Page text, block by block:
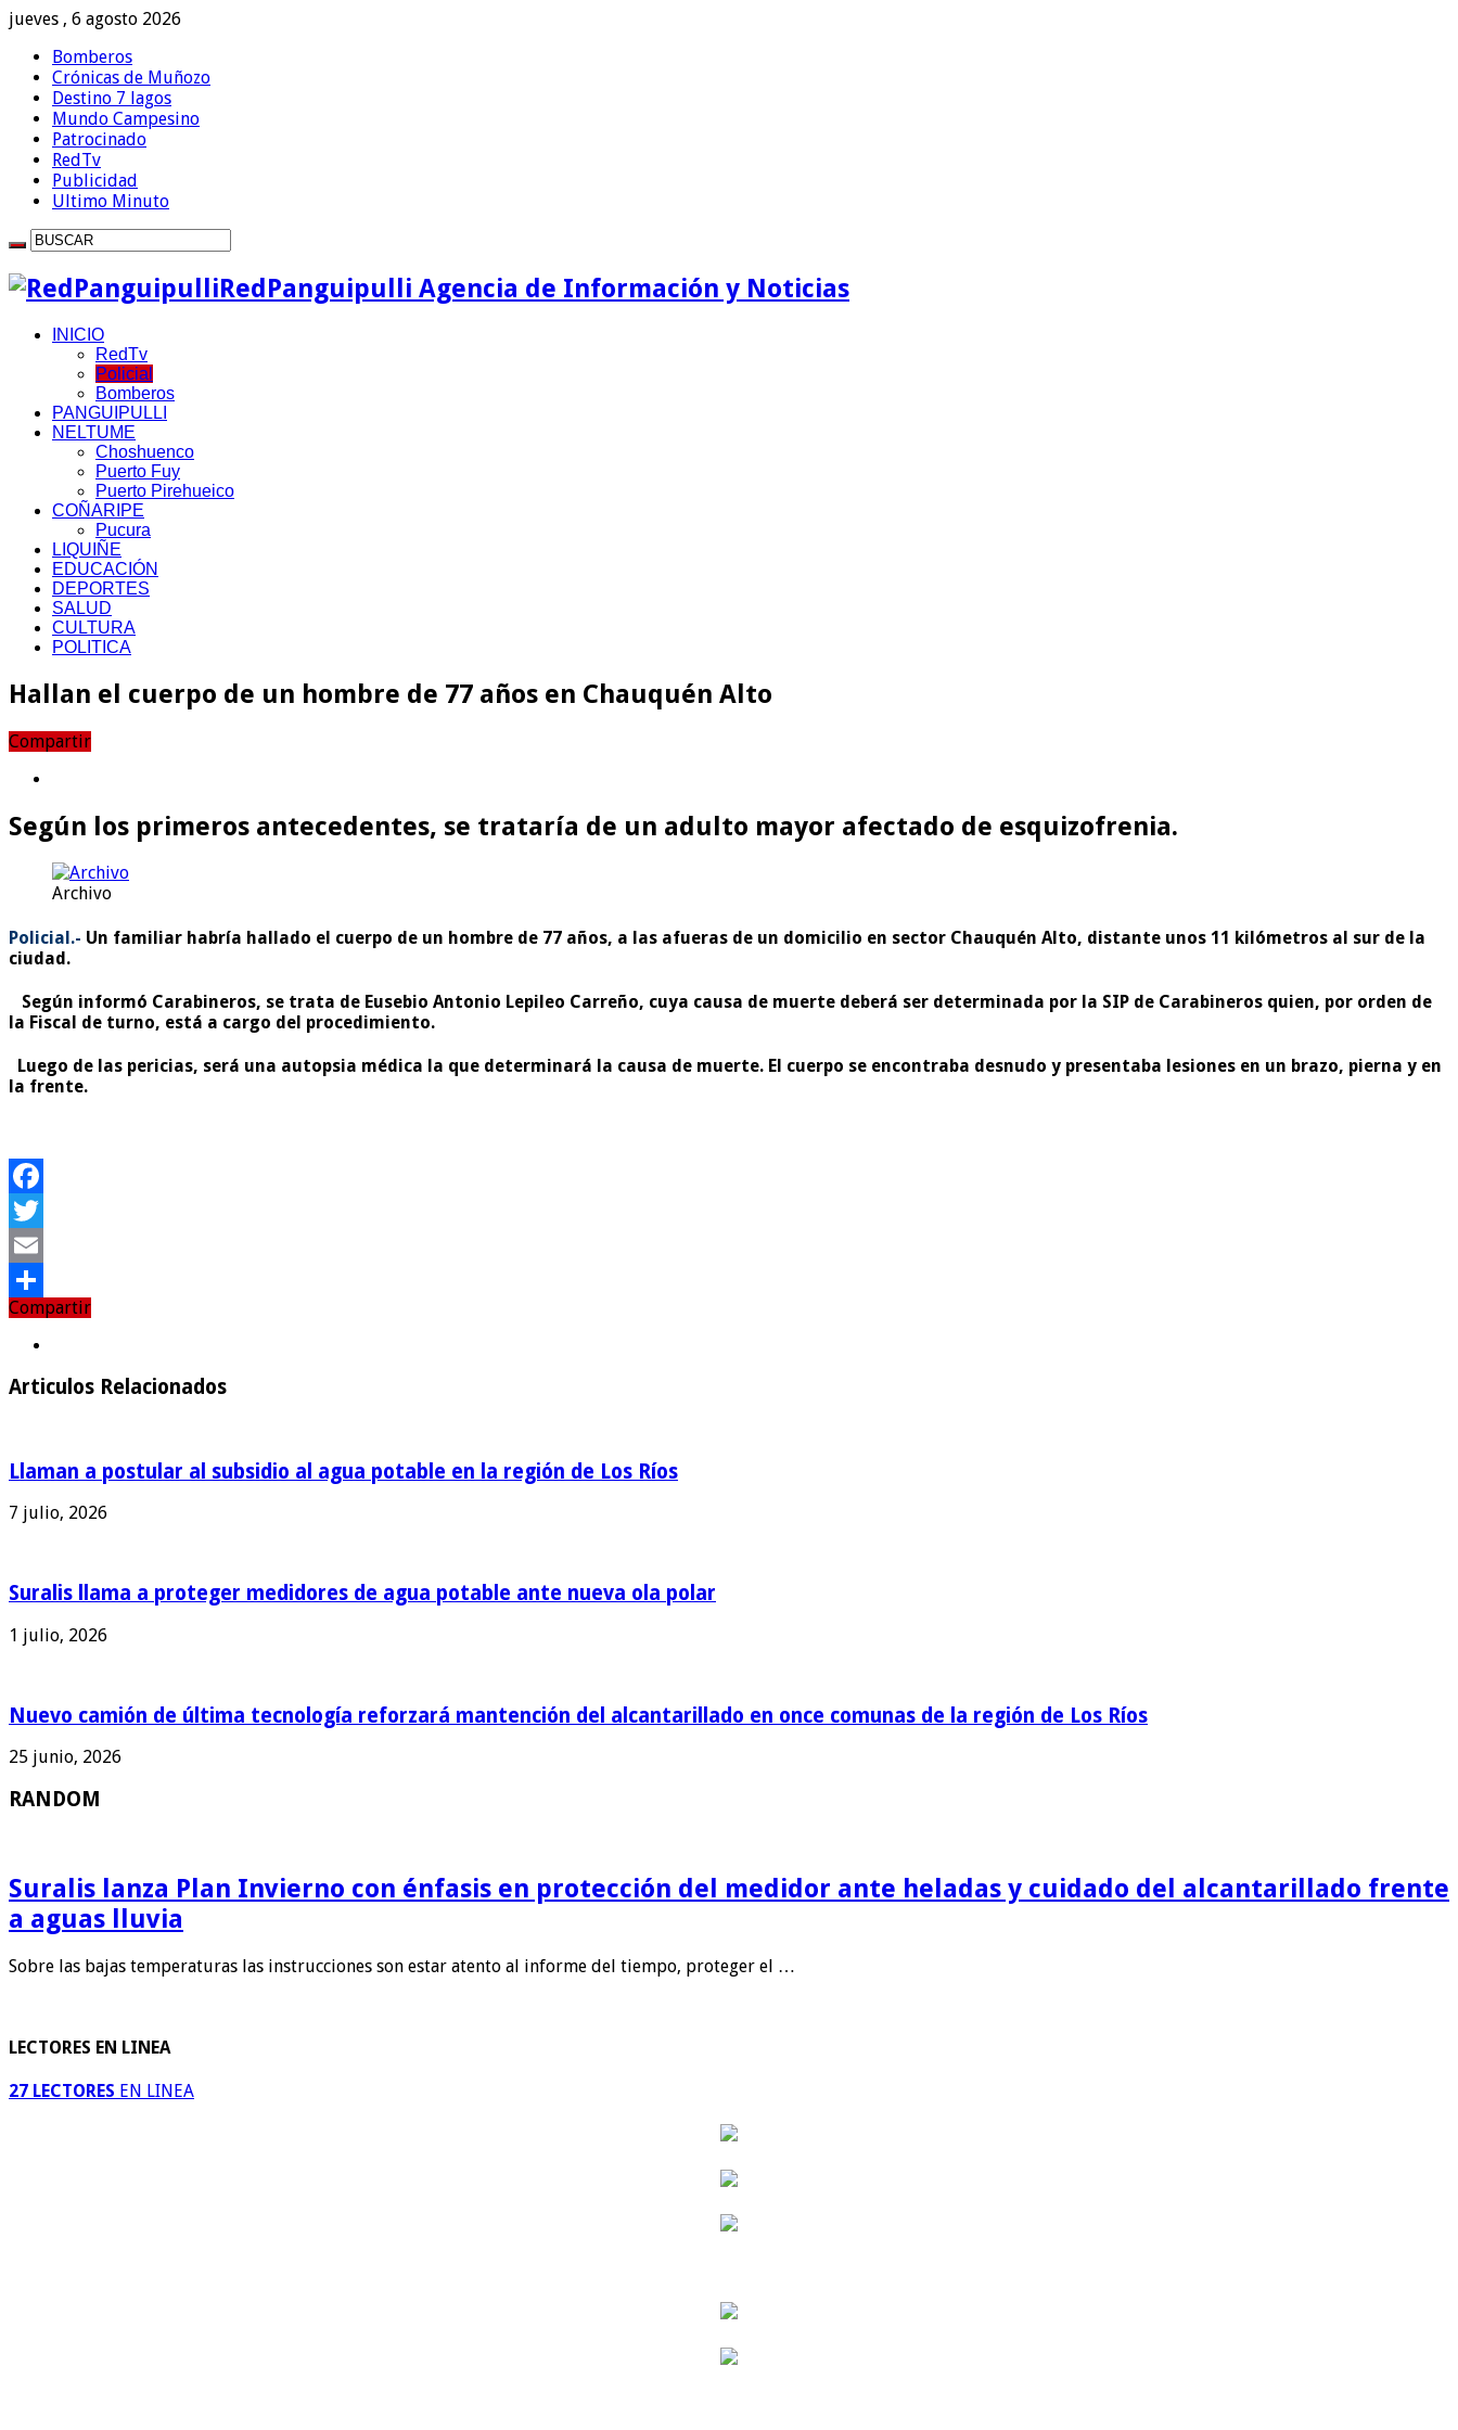
jueves , 6 agosto 2026
Bomberos
Crónicas de Muñozo
Destino 7 lagos
Mundo Campesino
Patrocinado
RedTv
Publicidad
Ultimo Minuto
RedPanguipulli Agencia de Información y Noticias
INICIO
RedTv
Policial
Bomberos
PANGUIPULLI
NELTUME
Choshuenco
Puerto Fuy
Puerto Pirehueico
COÑARIPE
Pucura
LIQUIÑE
EDUCACIÓN
DEPORTES
SALUD
CULTURA
POLITICA
Hallan el cuerpo de un hombre de 77 años en Chauquén Alto
Compartir
Según los primeros antecedentes, se trataría de un adulto mayor afectado de esquizofrenia.
Archivo
Policial.- Un familiar habría hallado el cuerpo de un hombre de 77 años, a las afueras de un domicilio en sector Chauquén Alto, distante unos 11 kilómetros al sur de la
ciudad.
Según informó Carabineros, se trata de Eusebio Antonio Lepileo Carreño, cuya causa de muerte deberá ser determinada por la SIP de Carabineros quien, por orden de
la Fiscal de turno, está a cargo del procedimiento.
Luego de las pericias, será una autopsia médica la que determinará la causa de muerte. El cuerpo se encontraba desnudo y presentaba lesiones en un brazo, pierna y en
la frente.
Facebook
Twitter
Email
Compartir
Compartir
Articulos Relacionados
Llaman a postular al subsidio al agua potable en la región de Los Ríos
7 julio, 2026
Suralis llama a proteger medidores de agua potable ante nueva ola polar
1 julio, 2026
Nuevo camión de última tecnología reforzará mantención del alcantarillado en once comunas de la región de Los Ríos
25 junio, 2026
RANDOM
Suralis lanza Plan Invierno con énfasis en protección del medidor ante heladas y cuidado del alcantarillado frente
a aguas lluvia
Sobre las bajas temperaturas las instrucciones son estar atento al informe del tiempo, proteger el …
LECTORES EN LINEA
27 LECTORES EN LINEA